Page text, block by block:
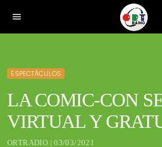
menu
ESPECTÁCULOS
LA COMIC-CON
VIRTUAL Y
ORTRADIO | 03/03/2021